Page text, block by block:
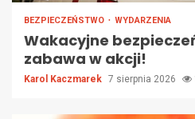
BEZPIECZEŃSTWO WYDARZENIA
Wakacyjne
zabawa w akcji!
Karol Kaczmarek 7 sierpnia 2026